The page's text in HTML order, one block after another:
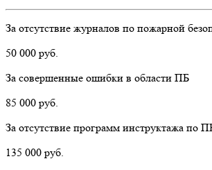
За отсутствие журналов по пожарной
50 000 руб.
За совершенные ошибки в области ПБ
85 000 руб.
За отсутствие программ инструктажа по
135 000 руб.